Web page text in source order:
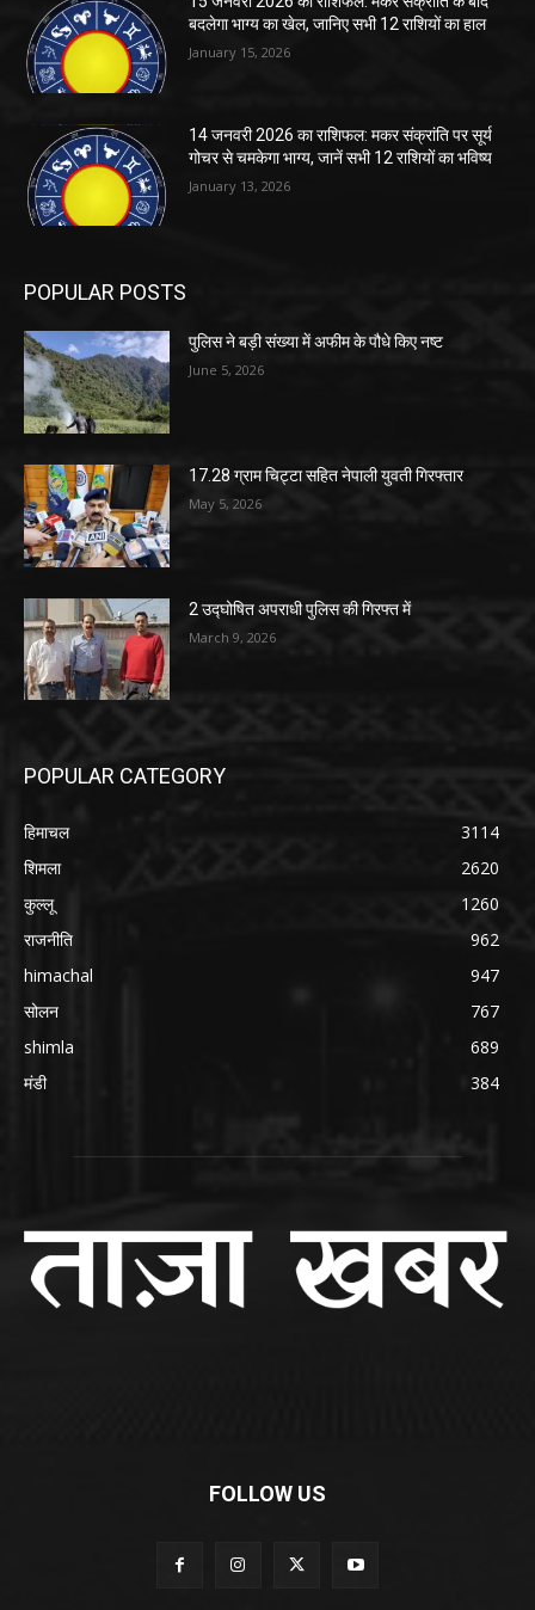
बदलेगा भाग्य का खेल, जानिए सभी 12 राशियों का हाल
January 15, 2026
14 जनवरी 2026 का राशिफल: मकर संक्रांति पर सूर्य
गोचर से चमकेगा भाग्य, जानें सभी 12 राशियों का भविष्य
January 13, 2026
POPULAR POSTS
पुलिस ने बड़ी संख्या में अफीम के पौधे किए नष्ट
June 5, 2026
17.28 ग्राम चिट्टा सहित नेपाली युवती गिरफ्तार
May 5, 2026
2 उद्घोषित अपराधी पुलिस की गिरफ्त में
March 9, 2026
POPULAR CATEGORY
हिमाचल
3114
शिमला
2620
कुल्लू
1260
राजनीति
962
himachal
947
सोलन
767
shimla
689
मंडी
384
FOLLOW US